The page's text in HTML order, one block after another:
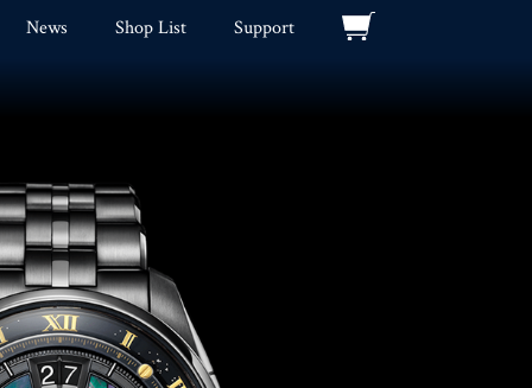
News Shop List Support